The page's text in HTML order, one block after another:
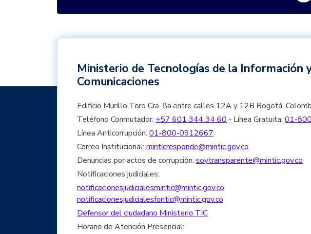
Ministerio de Tecnologías de la Información
Comunicaciones
Edificio Murillo Toro Cra. 8a entre calles 12A y 12B Bogotá,
Teléfono Conmutador: +57 601 344 34 60 - Línea Gratuita: 01-
Línea Anticorrupción: 01-800-0912667
Correo Institucional: minticresponde@mintic.gov.co
Denuncias por actos de corrupción: soytransparente@mintic.gov.co
Notificaciones judiciales:
notificacionesjudicialesmintic@mintic.gov.co
notificacionesjudicialesfontic@mintic.gov.co
Defensor del ciudadano Ministerio TIC
Horario de Atención Presencial: